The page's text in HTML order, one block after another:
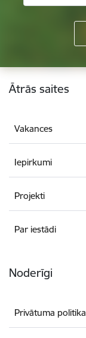
Kājene
Ātrās saites
Vakances
Iepirkumi
Projekti
Par iestādi
Noderīgi
Privātuma politika